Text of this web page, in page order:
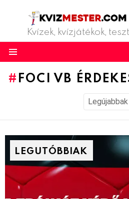
Kvízek, kvízjátékok,
FOCI VB
LEGUTÓBBIAK